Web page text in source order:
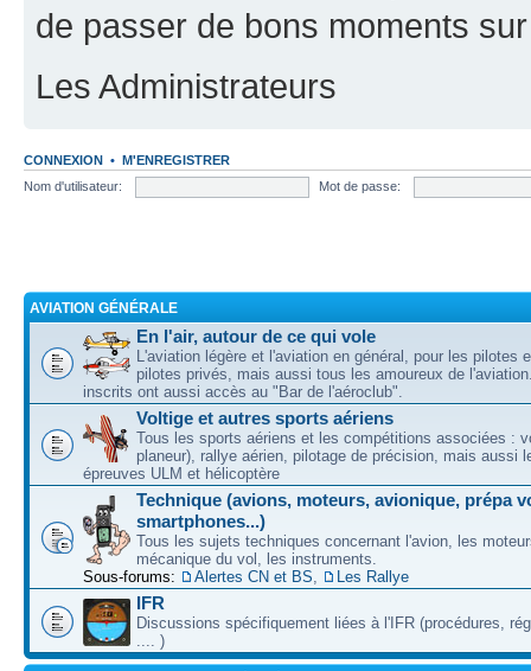
de passer de bons moments
Les Administrateurs
CONNEXION • M'ENREGISTRER
Nom d'utilisateur:
Mot de passe:
AVIATION GÉNÉRALE
En l'air, autour de ce qui vole
L'aviation légère et l'aviation en général, pour les pilotes
pilotes privés, mais aussi tous les amoureux de
inscrits ont aussi accès au "Bar de l'aéroclub".
Voltige et autres sports aériens
Tous les sports aériens et les compétitions associées :
planeur), rallye aérien, pilotage de précision, mais aussi
épreuves ULM et hélicoptère
Technique (avions, moteurs, avionique, prépa
smartphones...)
Tous les sujets techniques concernant l'avion, les
mécanique du vol, les instruments.
Sous-forums:
Alertes CN et BS Les Rallye
IFR
Discussions spécifiquement liées à l'IFR (procédures,
.... )